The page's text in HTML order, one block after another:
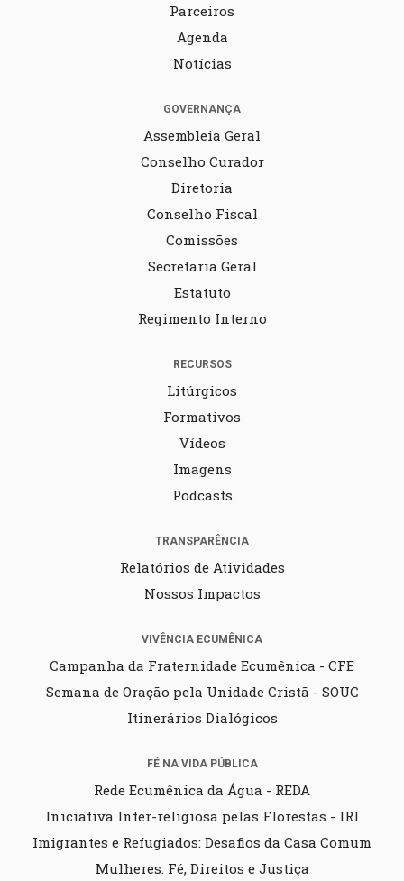
Parceiros
Agenda
Notícias
GOVERNANÇA
Assembleia Geral
Conselho Curador
Diretoria
Conselho Fiscal
Comissões
Secretaria Geral
Estatuto
Regimento Interno
RECURSOS
Litúrgicos
Formativos
Vídeos
Imagens
Podcasts
TRANSPARÊNCIA
Relatórios de Atividades
Nossos Impactos
VIVÊNCIA ECUMÊNICA
Campanha da Fraternidade Ecumênica - CFE
Semana de Oração pela Unidade Cristã - SOUC
Itinerários Dialógicos
FÉ NA VIDA PÚBLICA
Rede Ecumênica da Água - REDA
Iniciativa Inter-religiosa pelas Florestas - IRI
Imigrantes e Refugiados: Desafios da Casa Comum
Mulheres: Fé, Direitos e Justiça